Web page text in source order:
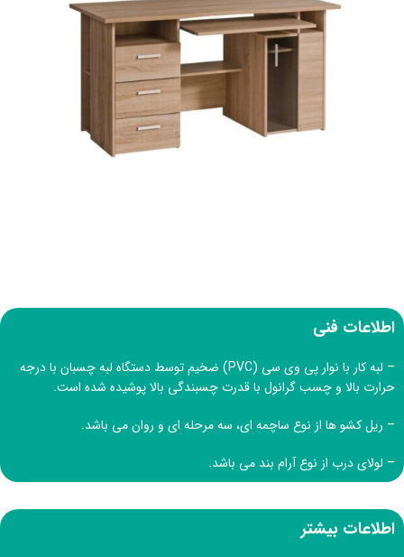
اطلاعات فنی
– لبه کار با نوار پی وی سی (PVC) ضخیم توسط دستگاه لبه چسبان با درجه
حرارت بالا و چسب گرانول با قدرت چسبندگی بالا پوشیده شده است.
– ریل کشو ها از نوع ساچمه ای، سه مرحله ای و روان می باشد.
– لولای درب از نوع آرام بند می باشد.
اطلاعات بیشتر